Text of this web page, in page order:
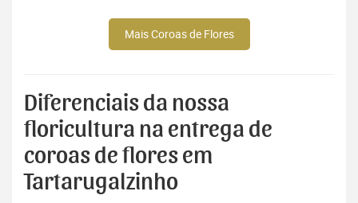
Mais Coroas de Flores
Diferenciais da nossa
floricultura na entrega de
coroas de flores em
Tartarugalzinho